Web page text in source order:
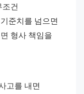
건
준치를 넘으면
형사 책임을
고를 내면